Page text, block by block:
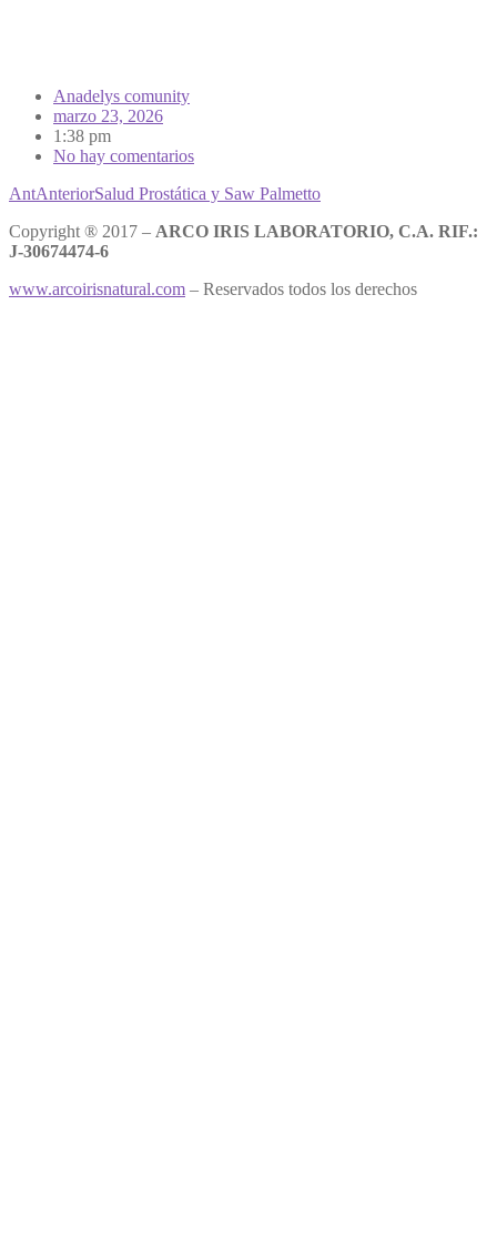
Anadelys comunity
marzo 23, 2026
1:38 pm
No hay comentarios
AntAnteriorSalud Prostática y Saw Palmetto
Copyright ® 2017 – ARCO IRIS LABORATORIO, C.A. RIF.:
J-30674474-6
www.arcoirisnatural.com – Reservados todos los derechos